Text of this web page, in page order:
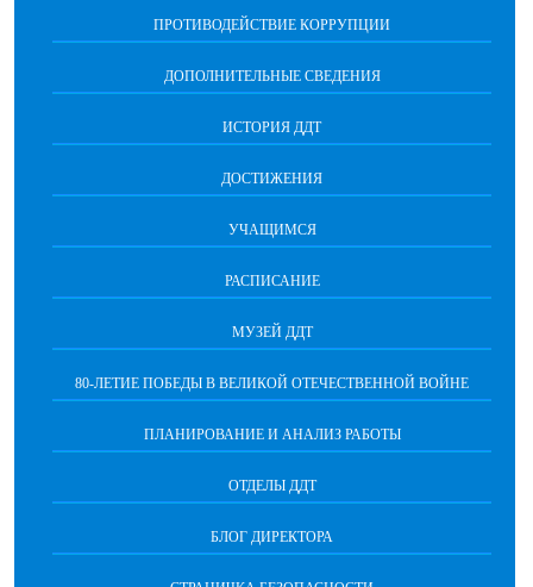
ПРОТИВОДЕЙСТВИЕ КОРРУПЦИИ
ДОПОЛНИТЕЛЬНЫЕ СВЕДЕНИЯ
ИСТОРИЯ ДДТ
ДОСТИЖЕНИЯ
УЧАЩИМСЯ
РАСПИСАНИЕ
МУЗЕЙ ДДТ
80-ЛЕТИЕ ПОБЕДЫ В ВЕЛИКОЙ ОТЕЧЕСТВЕННОЙ ВОЙНЕ
ПЛАНИРОВАНИЕ И АНАЛИЗ РАБОТЫ
ОТДЕЛЫ ДДТ
БЛОГ ДИРЕКТОРА